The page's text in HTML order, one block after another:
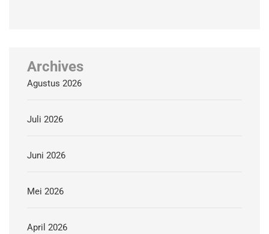
Archives
Agustus 2026
Juli 2026
Juni 2026
Mei 2026
April 2026